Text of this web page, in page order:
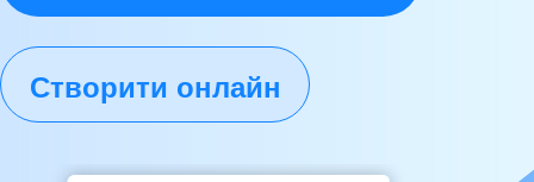
Створити онлайн